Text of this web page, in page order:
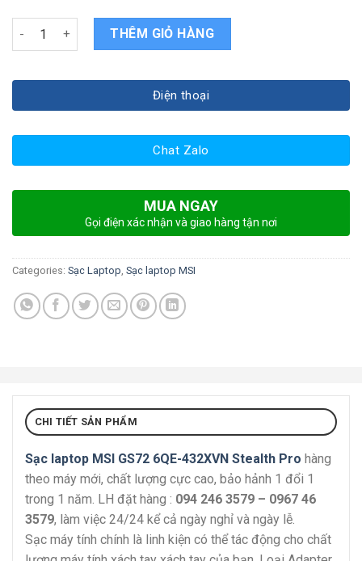
Sạc laptop MSI GS72 6QE-432XVN Stealth Pro quantity
THÊM GIỎ HÀNG
Điện thoại
Chat Zalo
MUA NGAY
Gọi điện xác nhận và giao hàng tận nơi
Categories: Sạc Laptop Sạc laptop MSI
CHI TIẾT SẢN PHẨM
Sạc laptop MSI GS72 6QE-432XVN Stealth Pro hàng
theo máy mới, chất lượng cực cao, bảo hảnh 1 đổi 1
trong 1 năm. LH đặt hàng : 094 246 3579 – 0967 46
3579, làm việc 24/24 kể cả ngày nghỉ và ngày lễ.
Sạc máy tính chính là linh kiện có thể tác động cho chất